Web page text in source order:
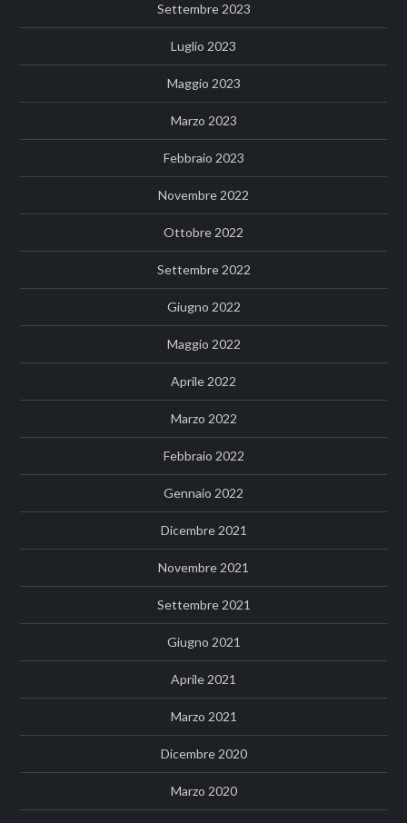
Settembre 2023
Luglio 2023
Maggio 2023
Marzo 2023
Febbraio 2023
Novembre 2022
Ottobre 2022
Settembre 2022
Giugno 2022
Maggio 2022
Aprile 2022
Marzo 2022
Febbraio 2022
Gennaio 2022
Dicembre 2021
Novembre 2021
Settembre 2021
Giugno 2021
Aprile 2021
Marzo 2021
Dicembre 2020
Marzo 2020